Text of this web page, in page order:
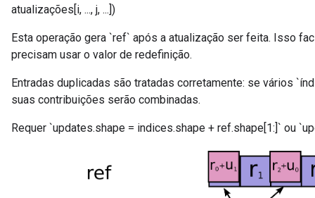
atualizações[i, ..., j, ...])
Esta operação gera `ref` após a atualização ser feita. Isso
precisam usar o valor de redefinição.
Entradas duplicadas são tratadas corretamente: se vários
suas contribuições serão combinadas.
Requer `updates.shape = indices.shape + ref.shape[1:]` ou